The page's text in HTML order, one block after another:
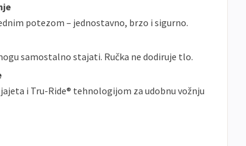
potezom – jednostavno, brzo i sigurno.
samostalno stajati. Ručka ne dodiruje tlo.
i Tru-Ride® tehnologijom za udobnu vožnju